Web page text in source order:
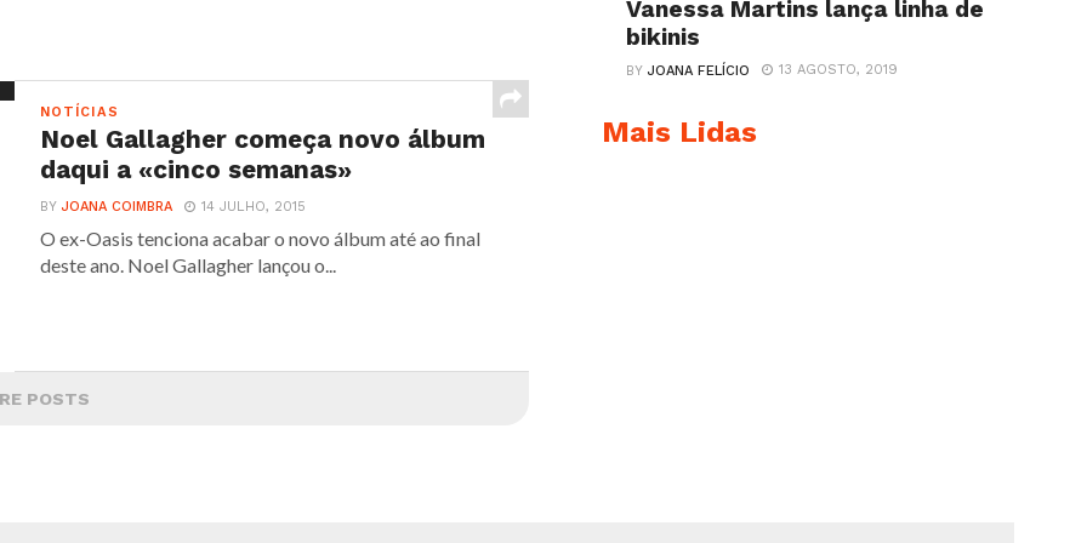
NOTÍCIAS
Noel Gallagher começa novo álbum
daqui a «cinco semanas»
BYJOANA COIMBRA 14 JULHO, 2015
O ex-Oasis tenciona acabar o novo álbum até ao final
deste ano. Noel Gallagher lançou o...
POSTS
Vanessa Martins lança linha de
bikinis
BYJOANA FELÍCIO 13 AGOSTO, 2019
Mais Lidas